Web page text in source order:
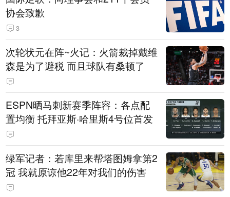
协会致歉
3
次轮状元在阵~火记：火箭裁掉戴维
森是为了避税 而且球队有桑顿了
ESPN晒马刺新赛季阵容：各点配
置均衡 托拜亚斯·哈里斯4号位首发
绿军记者：若库里来帮塔图姆拿第2
冠 我就原谅他22年对我们的伤害